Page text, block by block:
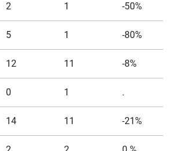
2 1 -50%
5 1 -80%
12 11 -8%
0 1 .
14 11 -21%